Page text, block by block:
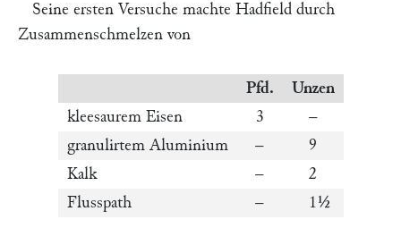
Seine ersten Versuche machte Hadfield durch
Zusammenschmelzen von
Pfd.
Unzen
kleesaurem Eisen
3
–
granulirtem Aluminium
–
9
Kalk
–
2
Flusspath
– 1½